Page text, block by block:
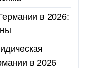
в 2026:
в 2026